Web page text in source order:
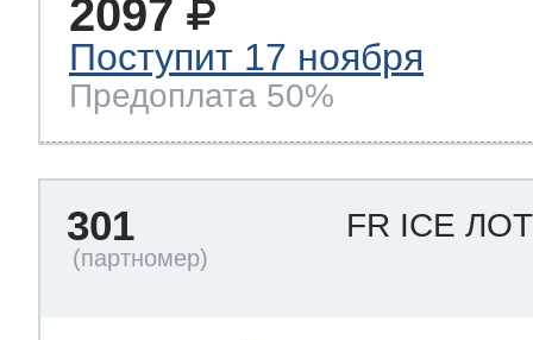
2097
Поступит 17 ноября
Предоплата 50%
301 FR ICE